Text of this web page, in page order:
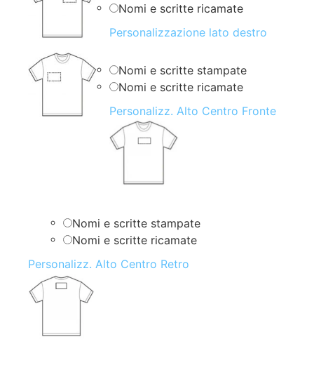
Nomi e scritte ricamate
Personalizzazione lato destro
Nomi e scritte stampate
Nomi e scritte ricamate
Personalizz. Alto Centro Fronte
Nomi e scritte stampate
Nomi e scritte ricamate
Personalizz. Alto Centro Retro